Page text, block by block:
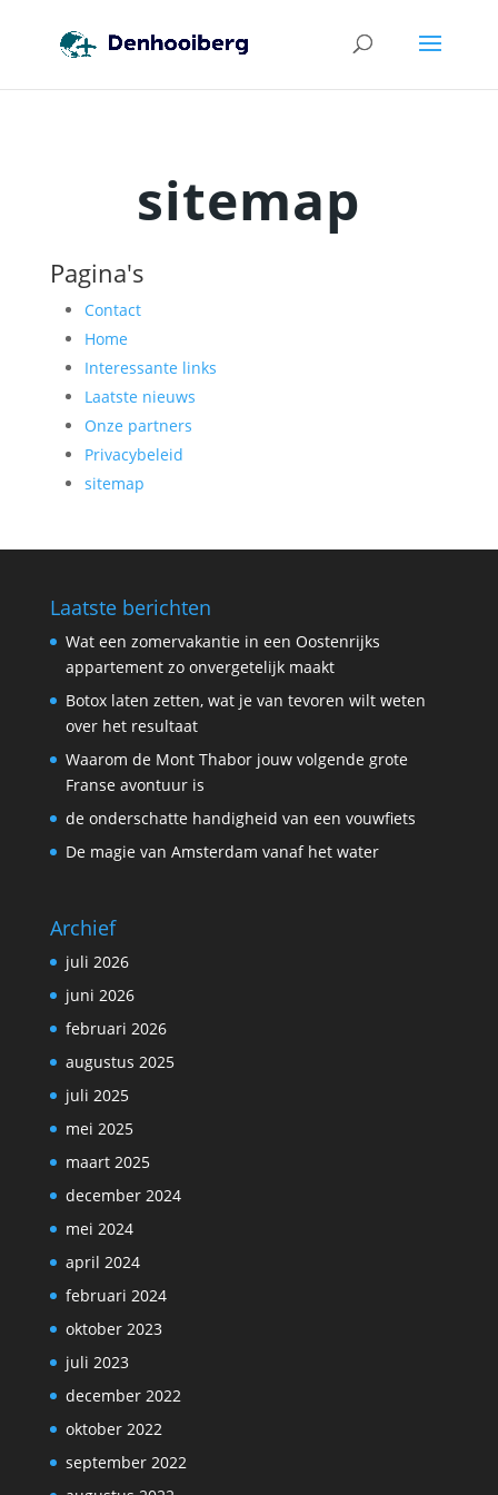
sitemap
Pagina's
Contact
Home
Interessante links
Laatste nieuws
Onze partners
Privacybeleid
sitemap
Laatste berichten
Wat een zomervakantie in een Oostenrijks
appartement zo onvergetelijk maakt
Botox laten zetten, wat je van tevoren wilt weten
over het resultaat
Waarom de Mont Thabor jouw volgende grote
Franse avontuur is
de onderschatte handigheid van een vouwfiets
De magie van Amsterdam vanaf het water
Archief
juli 2026
juni 2026
februari 2026
augustus 2025
juli 2025
mei 2025
maart 2025
december 2024
mei 2024
april 2024
februari 2024
oktober 2023
juli 2023
december 2022
oktober 2022
september 2022